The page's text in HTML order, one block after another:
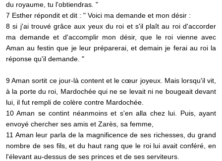
du royaume, tu l'obtiendras. "
7 Esther répondit et dit : " Voici ma demande et mon désir :
8 si j'ai trouvé grâce aux yeux du roi et s'il plaît au roi d'accorder
ma demande et d'accomplir mon désir, que le roi vienne avec
Aman au festin que je leur préparerai, et demain je ferai au roi la
réponse qu'il demande. "
9 Aman sortit ce jour-là content et le cœur joyeux. Mais lorsqu'il vit,
à la porte du roi, Mardochée qui ne se levait ni ne bougeait devant
lui, il fut rempli de colère contre Mardochée.
10 Aman se contint néanmoins et s'en alla chez lui. Puis, ayant
envoyé chercher ses amis et Zarès, sa femme,
11 Aman leur parla de la magnificence de ses richesses, du grand
nombre de ses fils, et du haut rang que le roi lui avait conféré, en
l'élevant au-dessus de ses princes et de ses serviteurs.